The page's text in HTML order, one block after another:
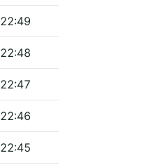
22:49
22:48
22:47
22:46
22:45